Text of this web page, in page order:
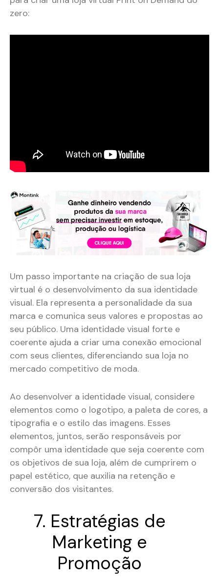
zero:
Um passo importante na criação de sua loja
virtual é o desenvolvimento da sua identidade
visual. Ela representa a personalidade da sua
marca e comunica seus valores e propostas ao
seu público. Uma identidade visual forte e
coerente ajuda a criar uma conexão emocional
com seus clientes, diferenciando sua loja no
mercado competitivo de moda.
Ao desenvolver a identidade visual, considere
elementos como o logotipo, a paleta de cores, a
tipografia e o estilo das imagens. Esses
elementos, juntos, serão responsáveis por
compôr uma identidade que seja coerente com
os objetivos de sua loja, além de cumprirem o
papel estético, que auxilia na retenção e
conversão dos visitantes.
7. Estratégias de
Marketing e
Promoção